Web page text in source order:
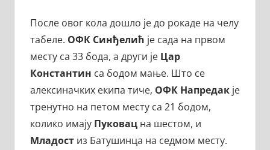
После овог кола дошло је до рокаде на челу
табеле. ОФК Синђелић је сада на првом
месту са 33 бода, а други је Цар
Константин са бодом мање. Што се
алексиначких екипа тиче, ОФК Напредакје
тренутно на петом месту са 21 бодом,
колико имају Пуковацна шестом, и
Младостиз Батушинца на седмом месту.